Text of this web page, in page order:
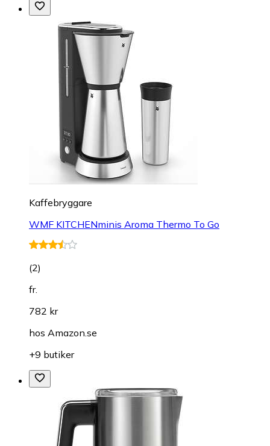
Kaffebryggare
WMF KITCHENminis Aroma Thermo To Go
(2)
fr.
782 kr
hos Amazon.se
+9 butiker